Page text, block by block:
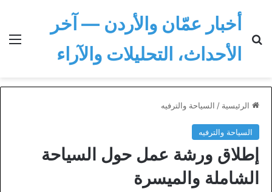
أخبار عمّان والأردن — آخر
الأحداث، التحليلات والآراء
الرئيسية / السياحة والترفيه
السياحة والترفيه
إطلاق ورشة عمل حول السياحة
الشاملة والميسرة